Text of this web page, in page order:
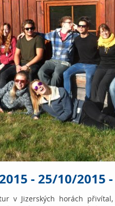
- 25/10/2015
v Jizerských horách